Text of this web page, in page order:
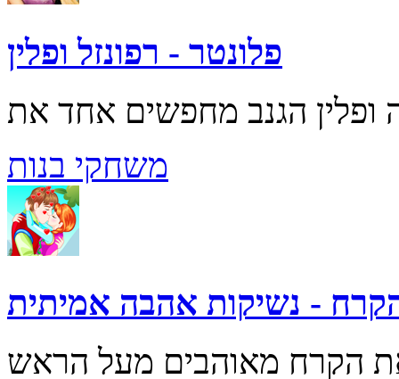
פלונטר - רפונזל ופלין
משחקי בנות
- נשיקות אהבה אמיתית